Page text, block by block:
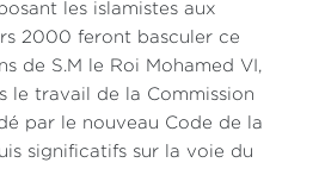
les islamistes aux
2000 feront basculer ce
de S.M le Roi Mohamed VI,
le travail de la Commission
par le nouveau Code de la
significatifs sur la voie du